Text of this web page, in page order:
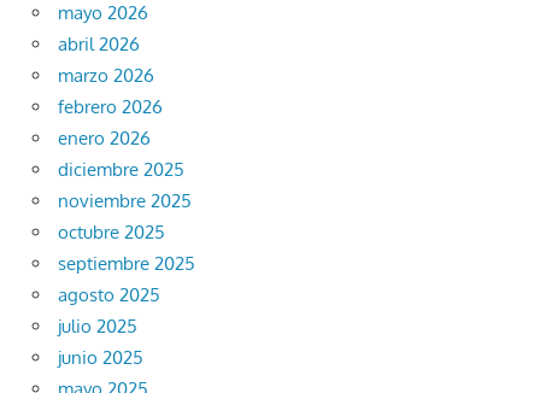
mayo 2026
abril 2026
marzo 2026
febrero 2026
enero 2026
diciembre 2025
noviembre 2025
octubre 2025
septiembre 2025
agosto 2025
julio 2025
junio 2025